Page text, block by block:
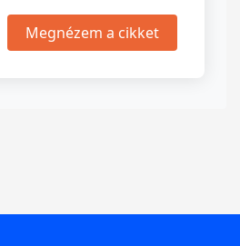
Megnézem a cikket